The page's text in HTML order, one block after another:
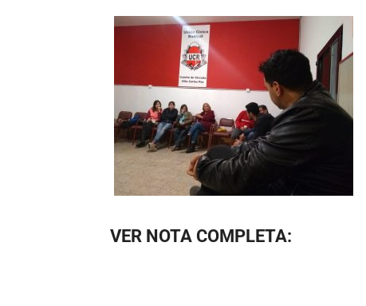
VER NOTA COMPLETA: